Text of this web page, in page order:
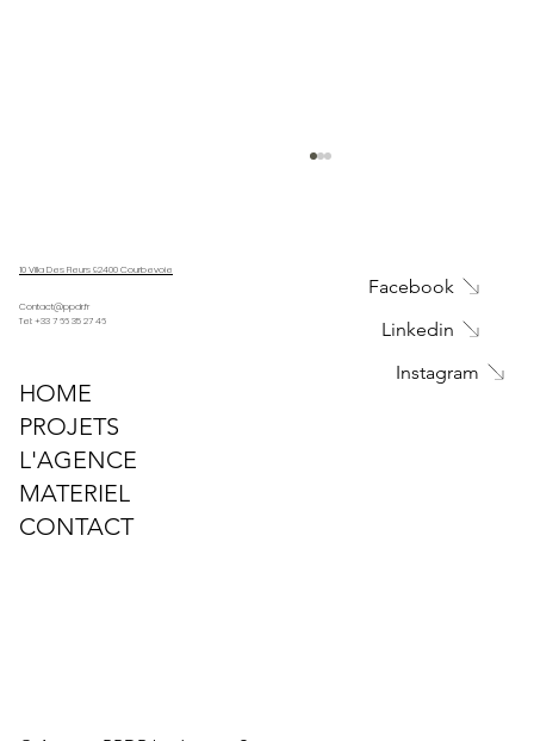
Contact@ppdr.fr
Tel: +33 7 66 35 27 46
10 Villa Des Fleurs 92400 Courbevoie
HOME
PROJETS
L'AGENCE
MATERIEL
CONTACT
Facebook
Linkedin
Instagram